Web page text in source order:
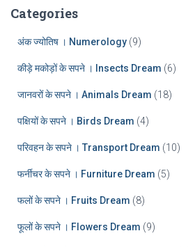
h
Categories
अंक ज्योतिष । Numerology (9)
कीड़े मकोड़ों के सपने । Insects Dream (6)
जानवरों के सपने । Animals Dream (18)
पक्षियों के सपने । Birds Dream (4)
परिवहन के सपने । Transport Dream (10)
फर्नीचर के सपने । Furniture Dream (5)
फलों के सपने । Fruits Dream (8)
फूलों के सपने । Flowers Dream (9)